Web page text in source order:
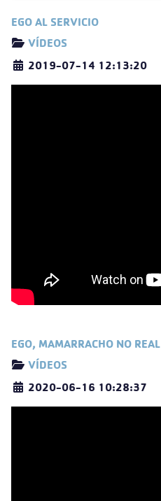
EGO AL SERVICIO
Detalles
VÍDEOS
2019-07-14 12:13:20
EGO, MAMARRACHO NO REAL
Detalles
VÍDEOS
2020-06-16 10:28:37